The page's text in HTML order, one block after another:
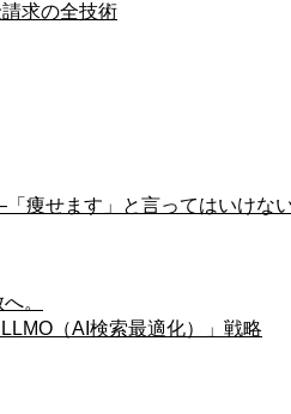
求の全技術
痩せます」と言ってはいけな
。
（AI検索最適化）」戦略